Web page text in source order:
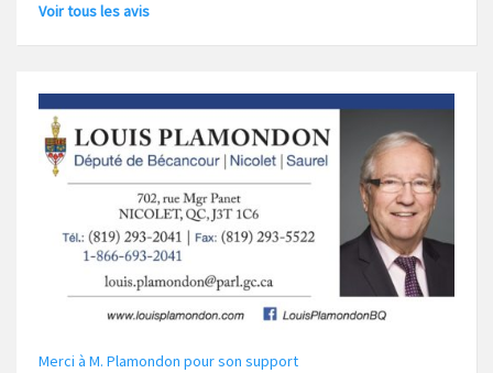
Voir tous les avis
Merci à M. Plamondon pour son support